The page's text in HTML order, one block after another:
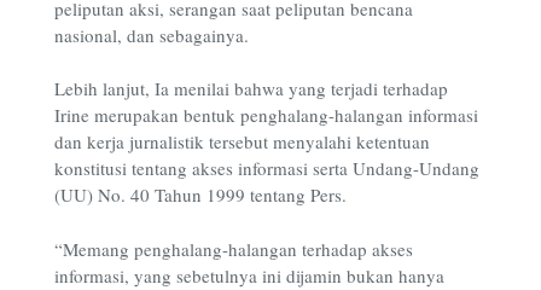
peliputan aksi, serangan saat peliputan bencana
nasional, dan sebagainya.
Lebih lanjut, Ia menilai bahwa yang terjadi terhadap
Irine merupakan bentuk penghalang-halangan informasi
dan kerja jurnalistik tersebut menyalahi ketentuan
konstitusi tentang akses informasi serta Undang-Undang
(UU) No. 40 Tahun 1999 tentang Pers.
“Memang penghalang-halangan terhadap akses
informasi, yang sebetulnya ini dijamin bukan hanya